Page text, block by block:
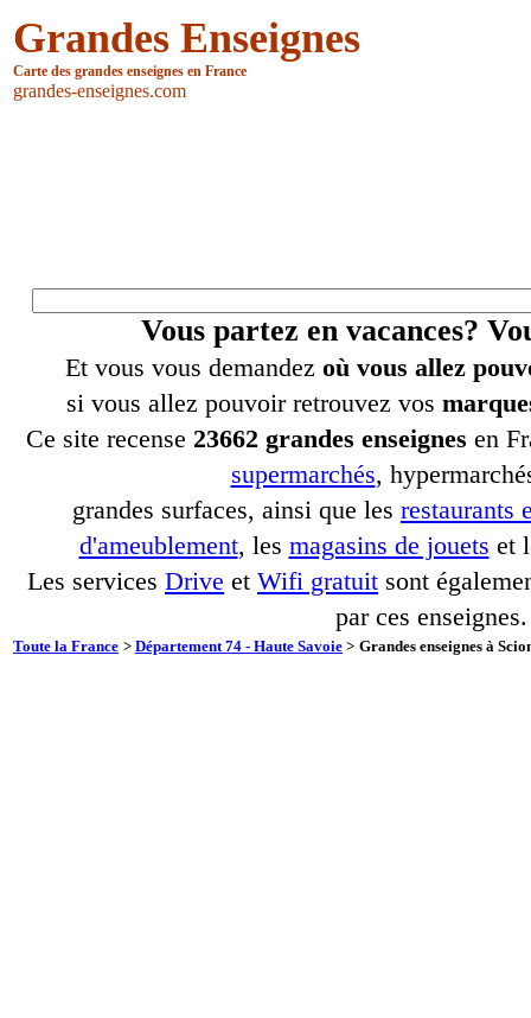
Grandes Enseignes
Carte des grandes enseignes en France
grandes-enseignes.com
Vous partez en vacances?
Et vous vous demandez où vous allez
si vous allez pouvoir retrouvez vos
Ce site recense 23662 grandes enseignes en
supermarchés,
grandes surfaces, ainsi que les restaurants
d'ameublement, les magasins de jouets et
Les services Drive et Wifi gratuit sont
par ces enseignes.
Toute la France > Département 74 - Haute Savoie > Grandes enseignes à